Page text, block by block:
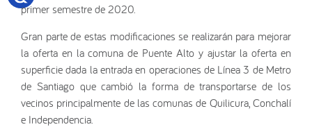
primer semestre de 2020.
Gran parte de estas modificaciones se realizarán para mejorar
la oferta en la comuna de Puente Alto y ajustar la oferta en
superficie dada la entrada en operaciones de Línea 3 de Metro
de Santiago que cambió la forma de transportarse de los
vecinos principalmente de las comunas de Quilicura, Conchalí
e Independencia.